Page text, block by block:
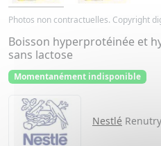
Photos non contractuelles. Copyright
Boisson hyperprotéinée et
sans lactose
Momentanément indisponible
Nestlé